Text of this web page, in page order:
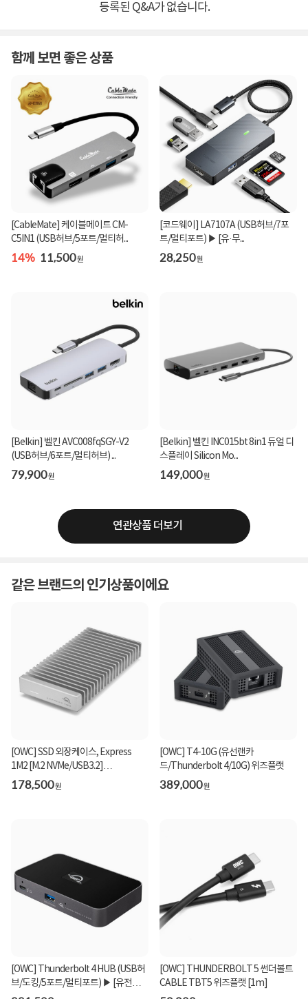
등록된 Q&A가 없습니다.
함께 보면 좋은 상품
[CableMate] 케이블메이트 CM-
C5IN1 (USB허브/5포트/멀티허...
14% 11,500원
[코드웨이] LA7107A (USB허브/7포
트/멀티포트) ▶ [유·무...
28,250원
[Belkin] 벨킨 AVC008fqSGY-V2
(USB허브/6포트/멀티허브) ...
79,900원
[Belkin] 벨킨 INC015bt 8in1 듀얼 디
스플레이 Silicon Mo...
149,000원
연관상품 더보기
같은 브랜드의 인기상품이에요
[OWC] SSD 외장케이스, Express
1M2 [M.2 NVMe/USB3.2]
(Thunderbolt 4) [SSD미포함]
178,500원
[OWC] T4-10G (유선랜카
드/Thunderbolt 4/10G) 위즈플랫
389,000원
[OWC] Thunderbolt 4 HUB (USB허
브/도킹/5포트/멀티포트) ▶ [유전원/C
[OWC] THUNDERBOLT 5 썬더볼트
CABLE TBT5 위즈플랫 [1m]